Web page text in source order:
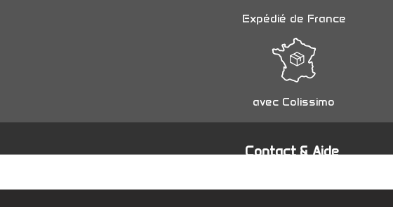
Expédié de France
avec Colissimo
Contact & Aide